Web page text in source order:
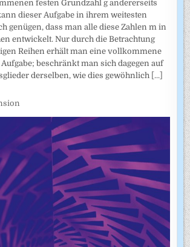
festen Grundzahl g andererseits
dieser Aufgabe in ihrem weitesten
genügen, dass man alle diese Zahlen m in
entwickelt. Nur durch die Betrachtung
Reihen erhält man eine vollkommene
beschränkt man sich dagegen auf
derselben, wie dies gewöhnlich [...]